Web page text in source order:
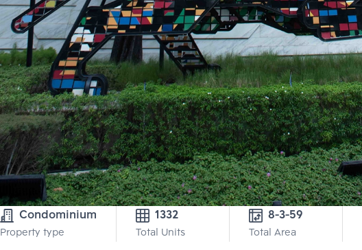
Condominium
Property type
1332
Total Units
8-3-59
Total Area